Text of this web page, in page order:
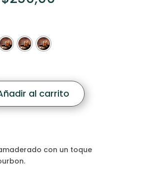
al carrito
con un toque